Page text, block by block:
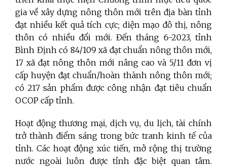
gia về xây dựng nông thôn mới trên địa bàn tỉnh
đạt nhiều kết quả tích cực; diện mạo đô thị, nông
thôn có nhiều đổi mới. Đến tháng 6-2023, tỉnh
Bình Định có 84/109 xã đạt chuẩn nông thôn mới,
17 xã đạt nông thôn mới nâng cao và 5/11 đơn vị
cấp huyện đạt chuẩn/hoàn thành nông thôn mới;
có 217 sản phẩm được công nhận đạt tiêu chuẩn
OCOP cấp tỉnh.
Hoạt động thương mại, dịch vụ, du lịch, tài chính
trở thành điểm sáng trong bức tranh kinh tế của
tỉnh. Các hoạt động xúc tiến, mở rộng thị trường
nước ngoài luôn được tỉnh đặc biệt quan tâm.